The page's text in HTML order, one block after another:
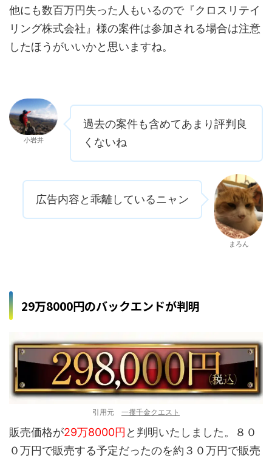
他にも数百万円失った人もいるので『クロスリテイ
リング株式会社』様の案件は参加される場合は注意
したほうがいいかと思いますね。
小岩井
過去の案件も含めてあまり評判良
くないね
広告内容と乖離しているニャン
まろん
29万8000円のバックエンドが判明
引用元 一攫千金クエスト
販売価格が29万8000円 と判明いたしました。８０
０万円で販売する予定だったのを約３０万円で販売